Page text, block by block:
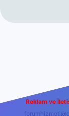
Reklam ve